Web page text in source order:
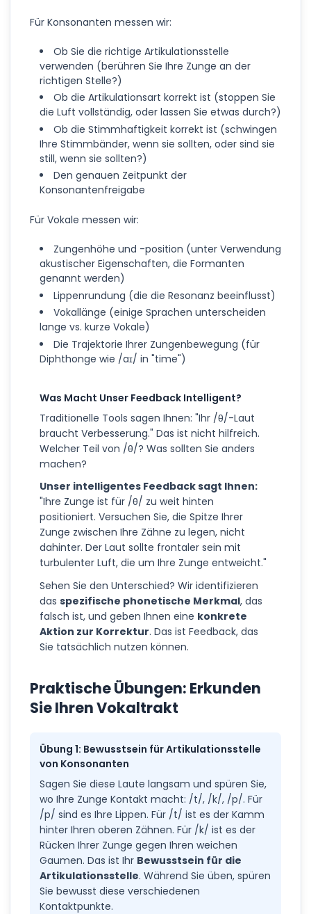
Für Konsonanten messen wir:
Ob Sie die richtige Artikulationsstelle
verwenden (berühren Sie Ihre Zunge an der
richtigen Stelle?)
Ob die Artikulationsart korrekt ist (stoppen Sie
die Luft vollständig, oder lassen Sie etwas durch?)
Ob die Stimmhaftigkeit korrekt ist (schwingen
Ihre Stimmbänder, wenn sie sollten, oder sind sie
still, wenn sie sollten?)
Den genauen Zeitpunkt der
Konsonantenfreigabe
Für Vokale messen wir:
Zungenhöhe und -position (unter Verwendung
akustischer Eigenschaften, die Formanten
genannt werden)
Lippenrundung (die die Resonanz beeinflusst)
Vokallänge (einige Sprachen unterscheiden
lange vs. kurze Vokale)
Die Trajektorie Ihrer Zungenbewegung (für
Diphthonge wie /aɪ/ in "time")
Was Macht Unser Feedback Intelligent?
Traditionelle Tools sagen Ihnen: "Ihr /θ/-Laut
braucht Verbesserung." Das ist nicht hilfreich.
Welcher Teil von /θ/? Was sollten Sie anders
machen?
Unser intelligentes Feedback sagt Ihnen:
"Ihre Zunge ist für /θ/ zu weit hinten
positioniert. Versuchen Sie, die Spitze Ihrer
Zunge zwischen Ihre Zähne zu legen, nicht
dahinter. Der Laut sollte frontaler sein mit
turbulenter Luft, die um Ihre Zunge entweicht."
Sehen Sie den Unterschied? Wir identifizieren
das spezifische phonetische Merkmal, das
falsch ist, und geben Ihnen eine konkrete
Aktion zur Korrektur. Das ist Feedback, das
Sie tatsächlich nutzen können.
Praktische Übungen: Erkunden
Sie Ihren Vokaltrakt
Übung 1: Bewusstsein für Artikulationsstelle
von Konsonanten
Sagen Sie diese Laute langsam und spüren Sie,
wo Ihre Zunge Kontakt macht: /t/, /k/, /p/. Für
/p/ sind es Ihre Lippen. Für /t/ ist es der Kamm
hinter Ihren oberen Zähnen. Für /k/ ist es der
Rücken Ihrer Zunge gegen Ihren weichen
Gaumen. Das ist Ihr Bewusstsein für die
Artikulationsstelle. Während Sie üben, spüren
Sie bewusst diese verschiedenen
Kontaktpunkte.